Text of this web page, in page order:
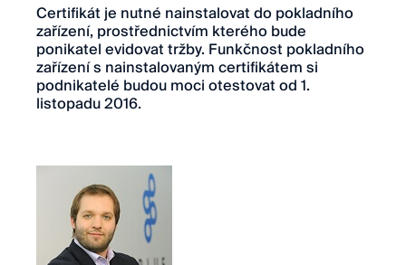
Certifikát je nutné nainstalovat do pokladního
zařízení, prostřednictvím kterého bude
ponikatel evidovat tržby. Funkčnost pokladního
zařízení s nainstalovaným certifikátem si
podnikatelé budou moci otestovat od 1.
listopadu 2016.